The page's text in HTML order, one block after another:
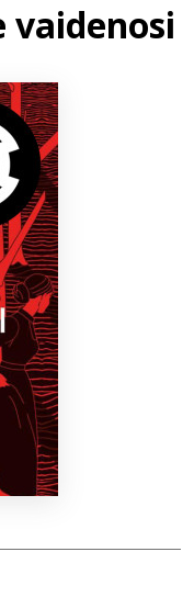
+370 667 80 541
info@elvislab.lt
vaidenosi